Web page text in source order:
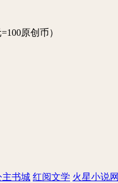
=100原创币）
主书城 红阅文学 火星小说网